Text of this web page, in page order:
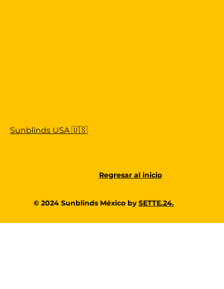
Sunblinds USA 🇺🇸
© 2024 Sunblinds México bySETTE.24.
Regresar al inicio